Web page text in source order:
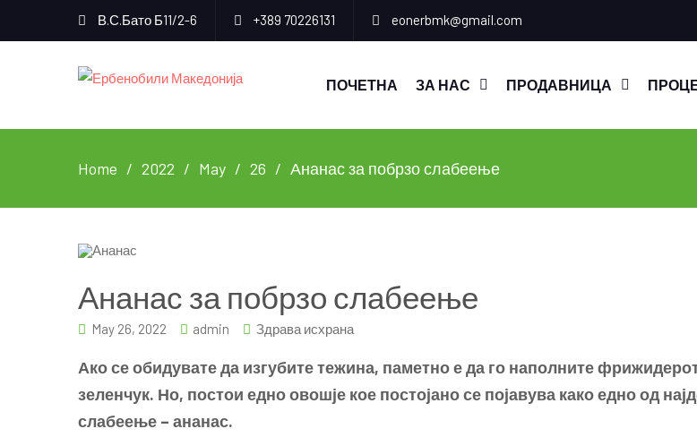
В.С.Бато Б11/2-6 +389 70226131 eonerbmk@gmail.com
ПОЧЕТНА ЗА НАС ПРОДАВНИЦА
Home 2022 May 26 Ананас за побрзо слабеење
Ананас за побрзо слабеење
May 26, 2022 admin Здрава исхрана
Ако се обидувате да изгубите тежина, паметно е да го наполните
зеленчук. Но, постои едно овошје кое постојано се појавува како едно од
слабеење – ананас.